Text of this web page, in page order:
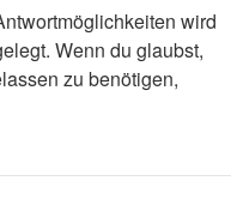
wird
Wenn du glaubst,
zu benötigen,